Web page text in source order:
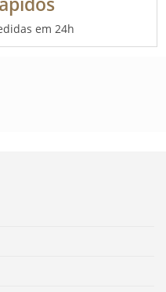
em 24h